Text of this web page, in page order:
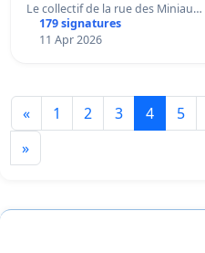
Le collectif de la rue des Miniau…
179 signatures
11 Apr 2026
« 1 2 3 4 5
»